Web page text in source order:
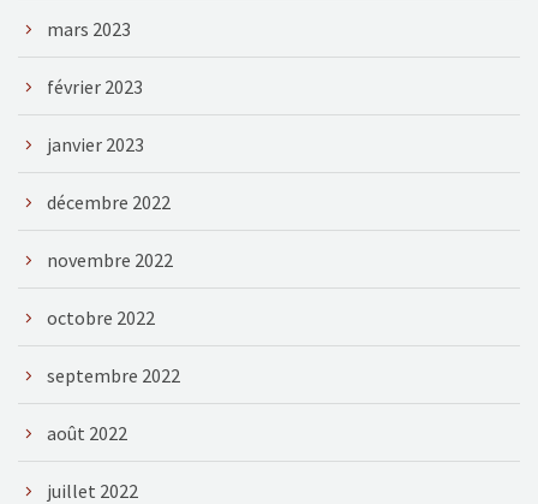
mars 2023
février 2023
janvier 2023
décembre 2022
novembre 2022
octobre 2022
septembre 2022
août 2022
juillet 2022